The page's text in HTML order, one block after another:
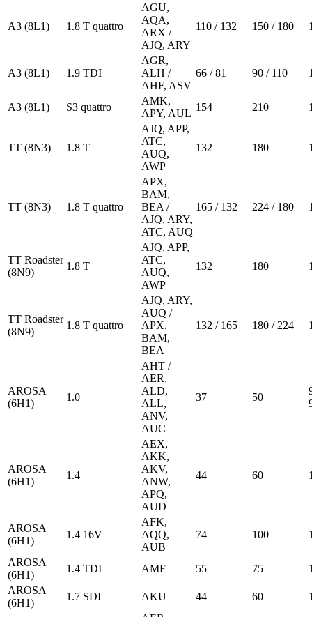
A3 (8L1) 1.8 T quattro
AGU,
AQA,
ARX /
AJQ, ARY
110 / 132 150 / 180
A3 (8L1) 1.9 TDI
AGR,
ALH /
AHF, ASV
66 / 81 90 / 110
A3 (8L1) S3 quattro
AMK,
APY, AUL
154 210
TT (8N3) 1.8 T
AJQ, APP,
ATC,
AUQ,
AWP
132 180
TT (8N3) 1.8 T quattro
APX,
BAM,
BEA /
AJQ, ARY,
ATC, AUQ
165 / 132 224 / 180
TT Roadster
(8N9)
1.8 T
AJQ, APP,
ATC,
AUQ,
AWP
132 180
TT Roadster
(8N9)
1.8 T quattro
AJQ, ARY,
AUQ /
APX,
BAM,
BEA
132 / 165 180 / 224
AROSA
(6H1)
1.0
AHT /
AER,
ALD,
ALL,
ANV,
AUC
37 50
AROSA
(6H1)
1.4
AEX,
AKK,
AKV,
ANW,
APQ,
AUD
44 60
AROSA
(6H1)
1.4 16V
AFK,
AQQ,
AUB
74 100
AROSA
(6H1)
1.4 TDI AMF 55 75
AROSA
(6H1)
1.7 SDI AKU 44 60